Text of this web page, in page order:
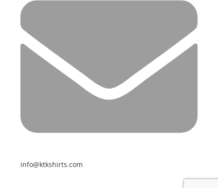
info@ktkshirts.com